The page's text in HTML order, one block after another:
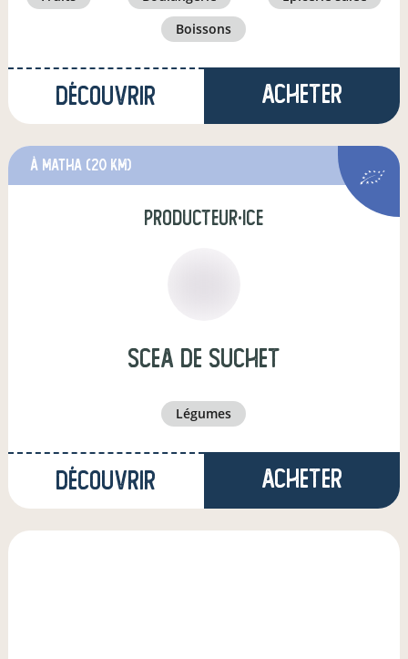
boissons
Découvrir Acheter
à Matha (20 km)
producteur·ice
scea de suchet
légumes
Découvrir Acheter